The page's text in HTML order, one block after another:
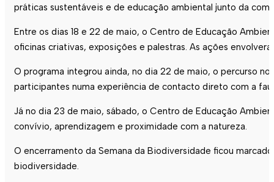
práticas sustentáveis e de educação ambiental junto da
Entre os dias 18 e 22 de maio, o Centro de Educação
oficinas criativas, exposições e palestras. As ações
O programa integrou ainda, no dia 22 de maio, o percurso
participantes numa experiência de contacto direto com a
Já no dia 23 de maio, sábado, o Centro de Educação
convívio, aprendizagem e proximidade com a natureza.
O encerramento da Semana da Biodiversidade ficou
biodiversidade.